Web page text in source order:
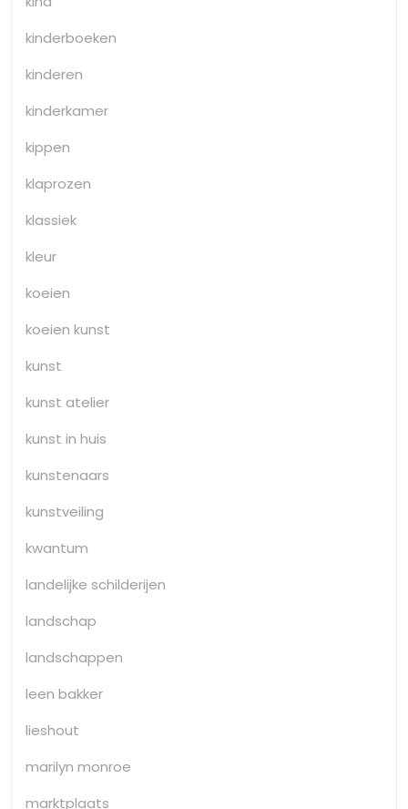
kinderboeken
kinderen
kinderkamer
kippen
klaprozen
klassiek
kleur
koeien
koeien kunst
kunst
kunst atelier
kunst in huis
kunstenaars
kunstveiling
kwantum
landelijke schilderijen
landschap
landschappen
leen bakker
lieshout
marilyn monroe
marktplaats